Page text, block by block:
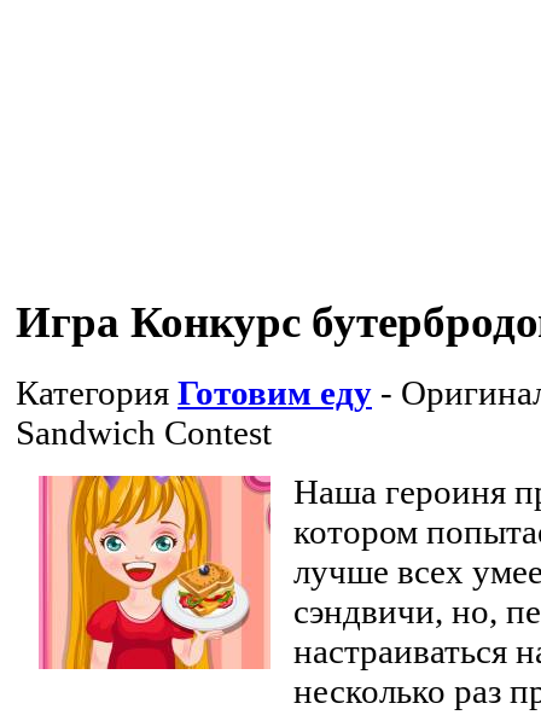
Игра Конкурс
Категория Готовим еду -
Sandwich Contest
Наша героиня
котором
лучше всех
сэндвичи, но,
настраиваться
несколько раз